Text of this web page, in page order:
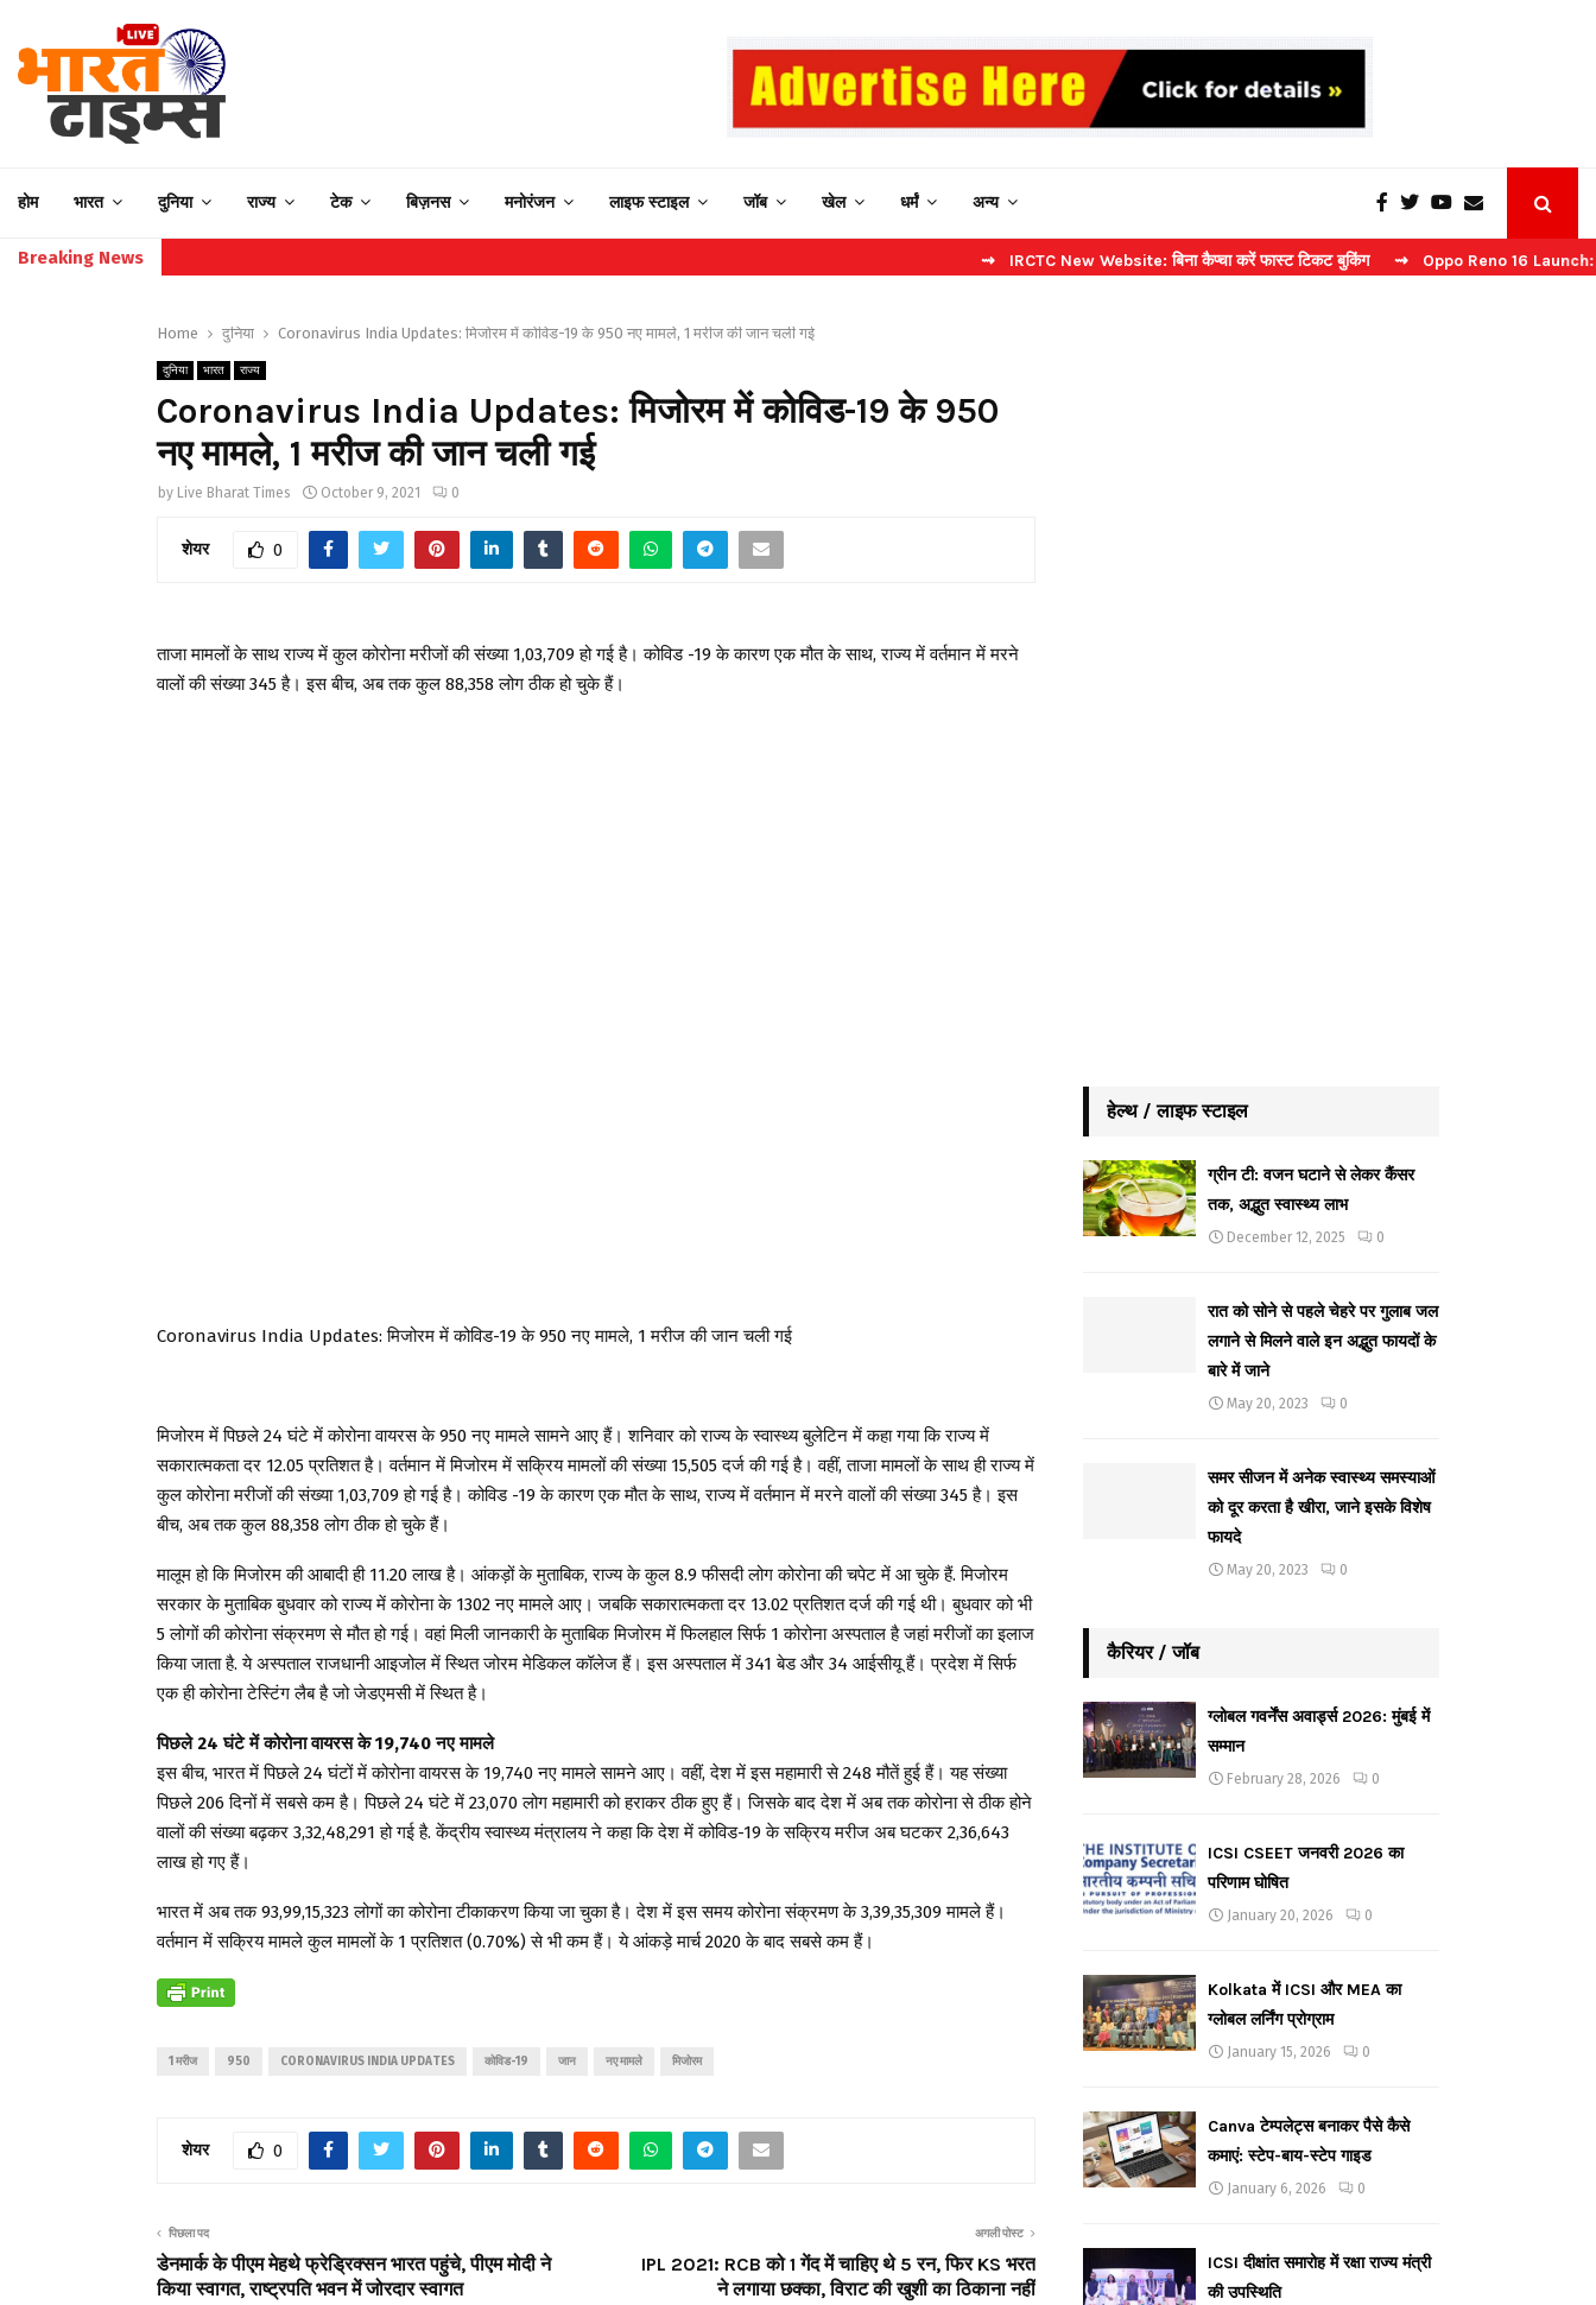
होम भारत दुनिया राज्य टेक बिज़नस मनोरंजन लाइफ स्टाइल जॉब खेल धर्मं अन्य
Breaking News ⇝ IRCTC New Website: बिना कैप्चा करें फास्ट टिकट बुकिंग ⇝ Oppo Reno 16 Launch: 2 जुलाई को
Home दुनिया Coronavirus India Updates: मिजोरम में कोविड-19 के 950 नए मामले, 1 मरीज की जान चली गई
दुनिया भारत राज्य
Coronavirus India Updates: मिजोरम में कोविड-19 के 950
नए मामले, 1 मरीज की जान चली गई
by Live Bharat Times October 9, 2021 0
शेयर 0
ताजा मामलों के साथ राज्य में कुल कोरोना मरीजों की संख्या 1,03,709 हो गई है। कोविड -19 के कारण एक मौत के साथ, राज्य में वर्तमान में मरने
वालों की संख्या 345 है। इस बीच, अब तक कुल 88,358 लोग ठीक हो चुके हैं।
Coronavirus India Updates: मिजोरम में कोविड-19 के 950 नए मामले, 1 मरीज की जान चली गई
मिजोरम में पिछले 24 घंटे में कोरोना वायरस के 950 नए मामले सामने आए हैं। शनिवार को राज्य के स्वास्थ्य बुलेटिन में कहा गया कि राज्य में
सकारात्मकता दर 12.05 प्रतिशत है। वर्तमान में मिजोरम में सक्रिय मामलों की संख्या 15,505 दर्ज की गई है। वहीं, ताजा मामलों के साथ ही राज्य में
कुल कोरोना मरीजों की संख्या 1,03,709 हो गई है। कोविड -19 के कारण एक मौत के साथ, राज्य में वर्तमान में मरने वालों की संख्या 345 है। इस
बीच, अब तक कुल 88,358 लोग ठीक हो चुके हैं।
मालूम हो कि मिजोरम की आबादी ही 11.20 लाख है। आंकड़ों के मुताबिक, राज्य के कुल 8.9 फीसदी लोग कोरोना की चपेट में आ चुके हैं. मिजोरम
सरकार के मुताबिक बुधवार को राज्य में कोरोना के 1302 नए मामले आए। जबकि सकारात्मकता दर 13.02 प्रतिशत दर्ज की गई थी। बुधवार को भी
5 लोगों की कोरोना संक्रमण से मौत हो गई। वहां मिली जानकारी के मुताबिक मिजोरम में फिलहाल सिर्फ 1 कोरोना अस्पताल है जहां मरीजों का इलाज
किया जाता है. ये अस्पताल राजधानी आइजोल में स्थित जोरम मेडिकल कॉलेज हैं। इस अस्पताल में 341 बेड और 34 आईसीयू हैं। प्रदेश में सिर्फ
एक ही कोरोना टेस्टिंग लैब है जो जेडएमसी में स्थित है।
पिछले 24 घंटे में कोरोना वायरस के 19,740 नए मामले
इस बीच, भारत में पिछले 24 घंटों में कोरोना वायरस के 19,740 नए मामले सामने आए। वहीं, देश में इस महामारी से 248 मौतें हुई हैं। यह संख्या
पिछले 206 दिनों में सबसे कम है। पिछले 24 घंटे में 23,070 लोग महामारी को हराकर ठीक हुए हैं। जिसके बाद देश में अब तक कोरोना से ठीक होने
वालों की संख्या बढ़कर 3,32,48,291 हो गई है. केंद्रीय स्वास्थ्य मंत्रालय ने कहा कि देश में कोविड-19 के सक्रिय मरीज अब घटकर 2,36,643
लाख हो गए हैं।
भारत में अब तक 93,99,15,323 लोगों का कोरोना टीकाकरण किया जा चुका है। देश में इस समय कोरोना संक्रमण के 3,39,35,309 मामले हैं।
वर्तमान में सक्रिय मामले कुल मामलों के 1 प्रतिशत (0.70%) से भी कम हैं। ये आंकड़े मार्च 2020 के बाद सबसे कम हैं।
1 मरीज 950 CORONAVIRUS INDIA UPDATES कोविड-19 जान नए मामले मिजोरम
शेयर 0
पिछला पद
डेनमार्क के पीएम मेहथे फ्रेड्रिक्सन भारत पहुंचे, पीएम मोदी ने
किया स्वागत, राष्ट्रपति भवन में जोरदार स्वागत
अगली पोस्ट
IPL 2021: RCB को 1 गेंद में चाहिए थे 5 रन, फिर KS भरत
ने लगाया छक्का, विराट की खुशी का ठिकाना नहीं
हेल्थ / लाइफ स्टाइल
ग्रीन टी: वजन घटाने से लेकर कैंसर
तक, अद्भुत स्वास्थ्य लाभ
December 12, 2025 0
रात को सोने से पहले चेहरे पर गुलाब जल
लगाने से मिलने वाले इन अद्भुत फायदों के
बारे में जाने
May 20, 2023 0
समर सीजन में अनेक स्वास्थ्य समस्याओं
को दूर करता है खीरा, जाने इसके विशेष
फायदे
May 20, 2023 0
कैरियर / जॉब
ग्लोबल गवर्नेंस अवार्ड्स 2026: मुंबई में
सम्मान
February 28, 2026 0
ICSI CSEET जनवरी 2026 का
परिणाम घोषित
January 20, 2026 0
Kolkata में ICSI और MEA का
ग्लोबल लर्निंग प्रोग्राम
January 15, 2026 0
Canva टेम्पलेट्स बनाकर पैसे कैसे
कमाएं: स्टेप-बाय-स्टेप गाइड
January 6, 2026 0
ICSI दीक्षांत समारोह में रक्षा राज्य मंत्री
की उपस्थिति